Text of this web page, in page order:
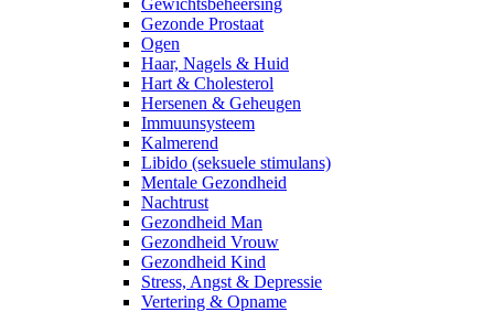
Gezonde Prostaat
Ogen
Haar, Nagels & Huid
Hart & Cholesterol
Hersenen & Geheugen
Immuunsysteem
Kalmerend
Libido (seksuele stimulans)
Mentale Gezondheid
Nachtrust
Gezondheid Man
Gezondheid Vrouw
Gezondheid Kind
Stress, Angst & Depressie
Vertering & Opname